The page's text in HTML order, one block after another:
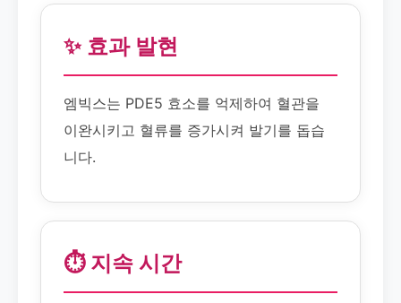
✨ 효과 발현
엠빅스는 PDE5 효소를 억제하여 혈관을
이완시키고 혈류를 증가시켜 발기를 돕습
니다.
⏱️ 지속 시간